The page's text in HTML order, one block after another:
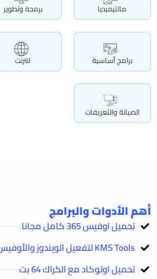
مالتيميديا برمجة وتطوير
برامج أساسية انترنت
الصيانة والتعريفات
أهم الأدوات والبرامج
تحميل اوفيس 365 كامل مجانا
KMS Tools لتفعيل الويندوز والأوفيس
تحميل اوتوكاد مع الكراك 64 بت